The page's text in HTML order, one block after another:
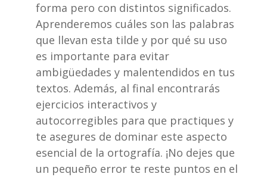
forma pero con distintos significados.
Aprenderemos cuáles son las palabras
que llevan esta tilde y por qué su uso
es importante para evitar
ambigüedades y malentendidos en tus
textos. Además, al final encontrarás
ejercicios interactivos y
autocorregibles para que practiques y
te asegures de dominar este aspecto
esencial de la ortografía. ¡No dejes que
un pequeño error te reste puntos en el